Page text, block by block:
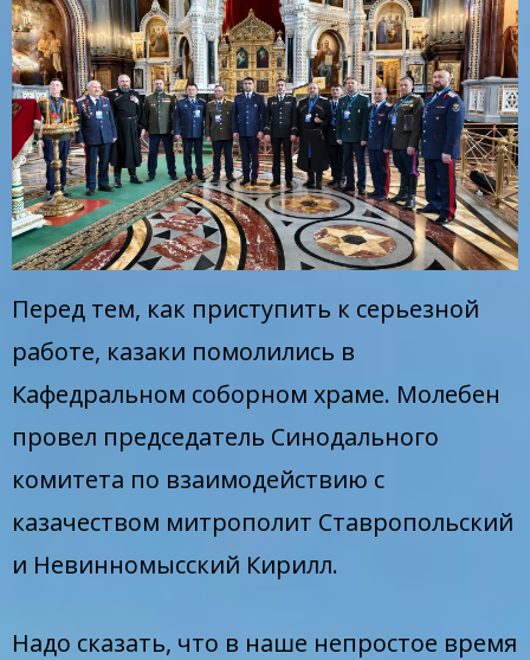
Перед тем, как приступить к серьезной
работе, казаки помолились в
Кафедральном соборном храме. Молебен
провел председатель Синодального
комитета по взаимодействию с
казачеством митрополит Ставропольский
и Невинномысский Кирилл.
Надо сказать, что в наше непростое время